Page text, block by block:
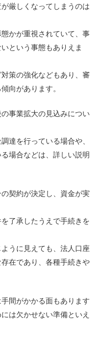
厳しくなってしまうのは
かが重視されていて、事
という事態もありえま
策の強化などもあり、審
向があります。
事業拡大の見込みについ
達を行っている場合や、
場合などは、詳しい説明
契約が決定し、資金が実
了承したうえで手続きを
うに見えても、法人口座
在であり、各種手続きや
間がかかる面もあります
は欠かせない準備といえ